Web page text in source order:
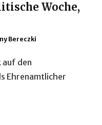
Woche,
Bereczki
auf den
Ehrenamtlicher